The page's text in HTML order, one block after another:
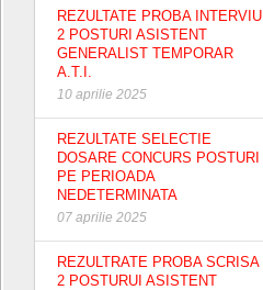
REZULTATE PROBA INTERVIU
2 POSTURI ASISTENT
GENERALIST TEMPORAR
A.T.I.
10 aprilie 2025
REZULTATE SELECTIE
DOSARE CONCURS POSTURI
PE PERIOADA
NEDETERMINATA
07 aprilie 2025
REZULTRATE PROBA SCRISA
2 POSTURUI ASISTENT